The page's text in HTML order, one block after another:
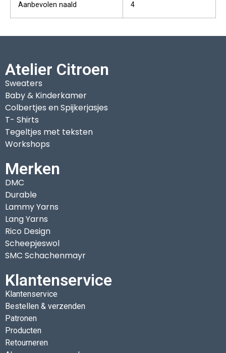
Aanbevolen naald 4
Atelier Citroen
Sweaters
Baby & Kinderkamer
Colbertjes en Spijkerjasjes
T- Shirts
Tegeltjes met teksten
Workshops
Merken
DMC
Durable
Lammy Yarns
Lang Yarns
Rico Design
Scheepjeswol
SMC Schachenmayr
Klantenservice
Klantenservice
Bestellen & verzenden
Patronen
Producten
Retourneren